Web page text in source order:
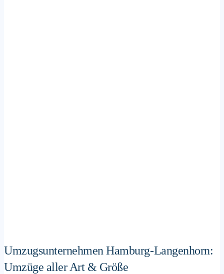
Umzugsunternehmen Hamburg-Langenhorn:
Umzüge aller Art & Größe